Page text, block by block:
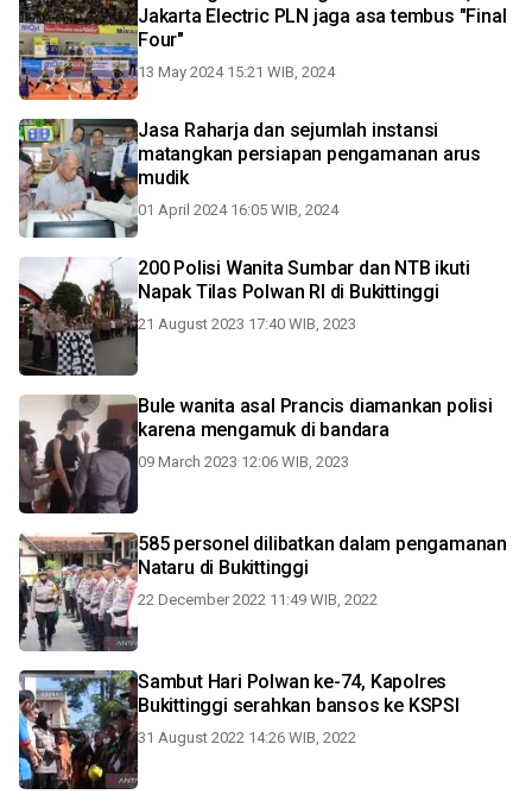
Jakarta Electric PLN jaga asa tembus "Final
Four"
13 May 2024 15:21 WIB, 2024
Jasa Raharja dan sejumlah instansi
matangkan persiapan pengamanan arus
mudik
01 April 2024 16:05 WIB, 2024
200 Polisi Wanita Sumbar dan NTB ikuti
Napak Tilas Polwan RI di Bukittinggi
21 August 2023 17:40 WIB, 2023
Bule wanita asal Prancis diamankan polisi
karena mengamuk di bandara
09 March 2023 12:06 WIB, 2023
585 personel dilibatkan dalam pengamanan
Nataru di Bukittinggi
22 December 2022 11:49 WIB, 2022
Sambut Hari Polwan ke-74, Kapolres
Bukittinggi serahkan bansos ke KSPSI
31 August 2022 14:26 WIB, 2022